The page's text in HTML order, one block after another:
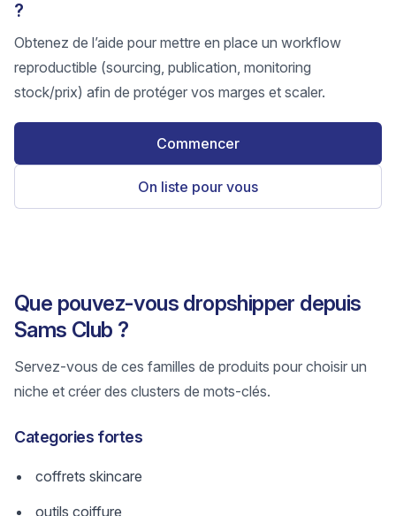
?
Obtenez de l’aide pour mettre en place un workflow
reproductible (sourcing, publication, monitoring
stock/prix) afin de protéger vos marges et scaler.
Commencer
On liste pour vous
Que pouvez-vous dropshipper depuis
Sams Club ?
Servez-vous de ces familles de produits pour choisir un
niche et créer des clusters de mots-clés.
Categories fortes
coffrets skincare
outils coiffure